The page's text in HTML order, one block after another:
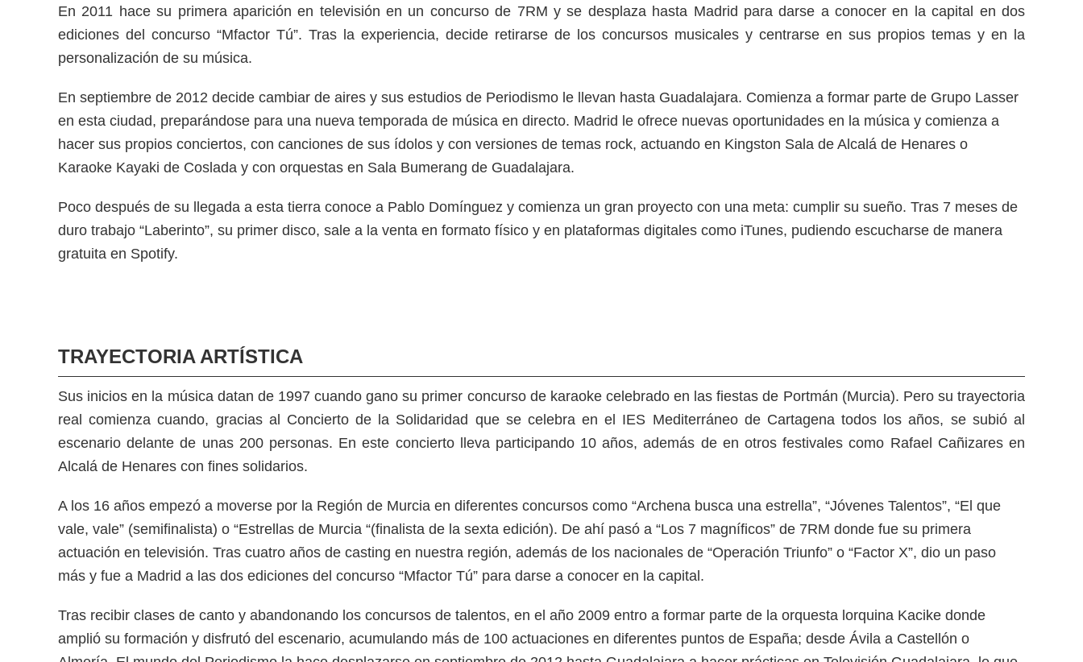
En 2011 hace su primera aparición en televisión en un concurso de 7RM y se desplaza hasta Madrid para darse a conocer en la capital en dos
ediciones del concurso “Mfactor Tú”. Tras la experiencia, decide retirarse de los concursos musicales y centrarse en sus propios temas y en la
personalización de su música.
En septiembre de 2012 decide cambiar de aires y sus estudios de Periodismo le llevan hasta Guadalajara. Comienza a formar parte de Grupo Lasser
en esta ciudad, preparándose para una nueva temporada de música en directo. Madrid le ofrece nuevas oportunidades en la música y comienza a
hacer sus propios conciertos, con canciones de sus ídolos y con versiones de temas rock, actuando en Kingston Sala de Alcalá de Henares o
Karaoke Kayaki de Coslada y con orquestas en Sala Bumerang de Guadalajara.
Poco después de su llegada a esta tierra conoce a Pablo Domínguez y comienza un gran proyecto con una meta: cumplir su sueño. Tras 7 meses de
duro trabajo “Laberinto”, su primer disco, sale a la venta en formato físico y en plataformas digitales como iTunes, pudiendo escucharse de manera
gratuita en Spotify.
TRAYECTORIA ARTÍSTICA
Sus inicios en la música datan de 1997 cuando gano su primer concurso de karaoke celebrado en las fiestas de Portmán (Murcia). Pero su trayectoria
real comienza cuando, gracias al Concierto de la Solidaridad que se celebra en el IES Mediterráneo de Cartagena todos los años, se subió al
escenario delante de unas 200 personas. En este concierto lleva participando 10 años, además de en otros festivales como Rafael Cañizares en
Alcalá de Henares con fines solidarios.
A los 16 años empezó a moverse por la Región de Murcia en diferentes concursos como “Archena busca una estrella”, “Jóvenes Talentos”, “El que
vale, vale” (semifinalista) o “Estrellas de Murcia “(finalista de la sexta edición). De ahí pasó a “Los 7 magníficos” de 7RM donde fue su primera
actuación en televisión. Tras cuatro años de casting en nuestra región, además de los nacionales de “Operación Triunfo” o “Factor X”, dio un paso
más y fue a Madrid a las dos ediciones del concurso “Mfactor Tú” para darse a conocer en la capital.
Tras recibir clases de canto y abandonando los concursos de talentos, en el año 2009 entro a formar parte de la orquesta lorquina Kacike donde
amplió su formación y disfrutó del escenario, acumulando más de 100 actuaciones en diferentes puntos de España; desde Ávila a Castellón o